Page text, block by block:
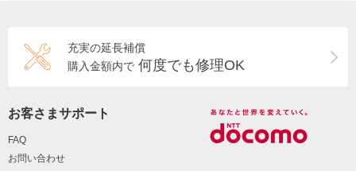
充実の延長補償
購入金額内で 何度でも修理OK
お客さまサポート
FAQ
お問い合わせ